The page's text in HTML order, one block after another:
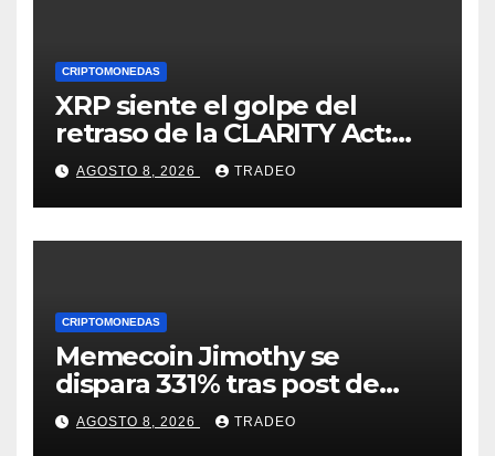
CRIPTOMONEDAS
XRP siente el golpe del
retraso de la CLARITY Act:
¿Podrá mantenerse por
encima de $1?
AGOSTO 8, 2026 TRADEO
CRIPTOMONEDAS
Memecoin Jimothy se
dispara 331% tras post de
Elon Musk sobre un
mapache
AGOSTO 8, 2026 TRADEO